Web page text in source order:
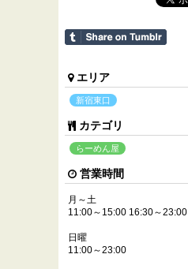
エリア
新宿東口
カテゴリ
らーめん屋
営業時間
月～土
11:00～15:00 16:30～23:00
日曜
11:00～23:00